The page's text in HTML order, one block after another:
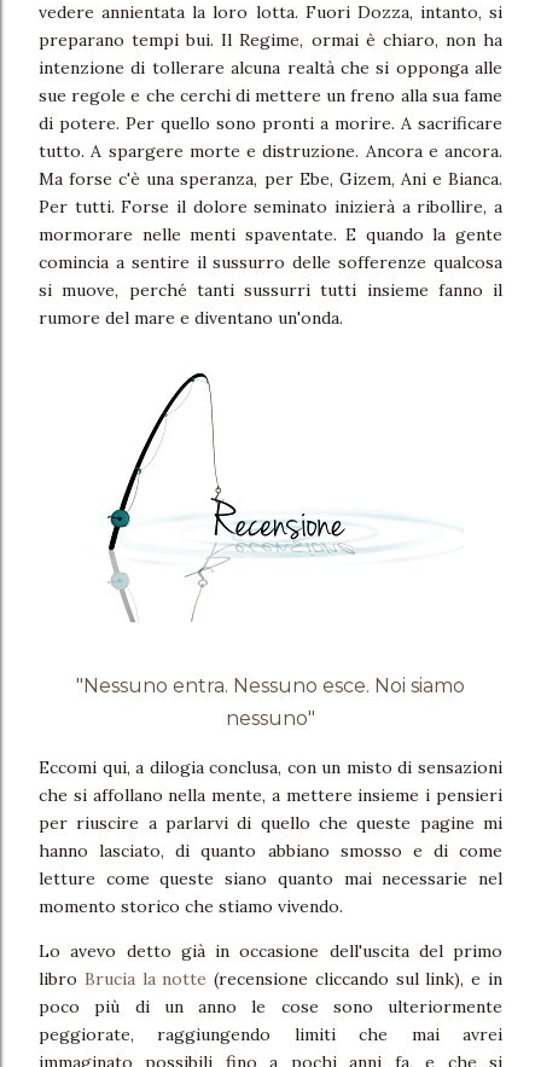
vedere annientata la loro lotta. Fuori Dozza, intanto, si
preparano tempi bui. Il Regime, ormai è chiaro, non ha
intenzione di tollerare alcuna realtà che si opponga alle
sue regole e che cerchi di mettere un freno alla sua fame
di potere. Per quello sono pronti a morire. A sacrificare
tutto. A spargere morte e distruzione. Ancora e ancora.
Ma forse c'è una speranza, per Ebe, Gizem, Ani e Bianca.
Per tutti. Forse il dolore seminato inizierà a ribollire, a
mormorare nelle menti spaventate. E quando la gente
comincia a sentire il sussurro delle sofferenze qualcosa
si muove, perché tanti sussurri tutti insieme fanno il
rumore del mare e diventano un'onda.
"Nessuno entra. Nessuno esce. Noi siamo
nessuno"
Eccomi qui, a dilogia conclusa, con un misto di sensazioni
che si affollano nella mente, a mettere insieme i pensieri
per riuscire a parlarvi di quello che queste pagine mi
hanno lasciato, di quanto abbiano smosso e di come
letture come queste siano quanto mai necessarie nel
momento storico che stiamo vivendo.
Lo avevo detto già in occasione dell'uscita del primo
libro Brucia la notte (recensione cliccando sul link), e in
poco più di un anno le cose sono ulteriormente
peggiorate, raggiungendo limiti che mai avrei